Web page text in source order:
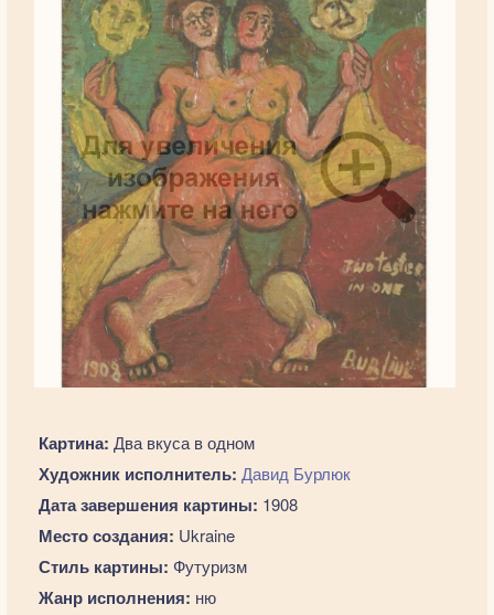
Картина: Два вкуса в одном
Художник исполнитель: Давид Бурлюк
Дата завершения картины: 1908
Место создания: Ukraine
Стиль картины: Футуризм
Жанр исполнения: ню